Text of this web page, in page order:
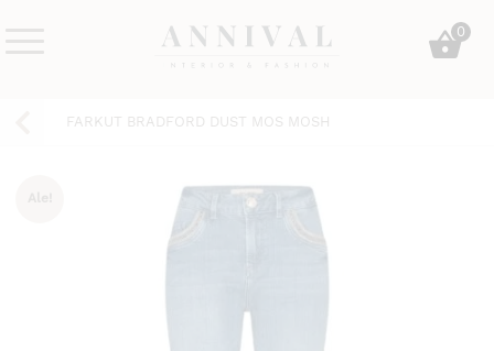
&
0
FARKUT BRADFORD DUST MOS MOSH